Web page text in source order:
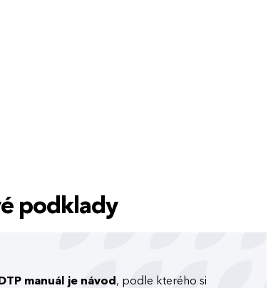
podklady
DTP manuál je návod , podle kterého si